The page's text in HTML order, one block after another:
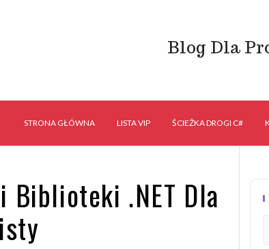
Blog Dla
STRONA GŁÓWNA LISTA VIP ŚCIEŻKA DROGI C#
Biblioteki .NET Dla